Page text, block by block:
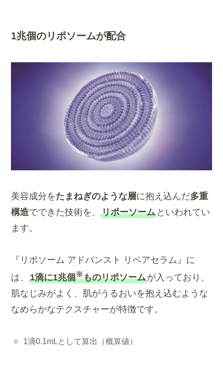
1兆個のリポソームが配合
美容成分をたまねぎのような層に抱え込んだ多重
構造でできた技術を、リポーソーム といわれてい
ます。
『リポソーム アドバンスト リペアセラム』に
は、1滴に1兆個※ものリポソームが入っており、
肌なじみがよく、肌がうるおいを抱え込むような
なめらかなテクスチャーが特徴です。
1滴0.1mLとして算出（概算値）